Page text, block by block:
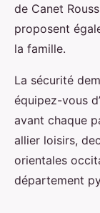
de Canet
proposent
la famille.
La sécurité
équipez-vous
avant chaque
allier loisirs,
orientales
département